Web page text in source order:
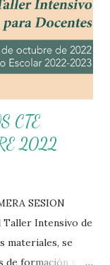
CTE
2022
SESION
Taller Intensivo de
materiales, se
formación y de